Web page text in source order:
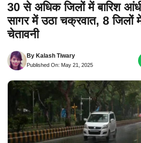
30 से अधिक जिलों में बारिश
सागर में उठा चक्रवात, 8 जिलों
चेतावनी
By Kalash Tiwary
Published On: May 21, 2025